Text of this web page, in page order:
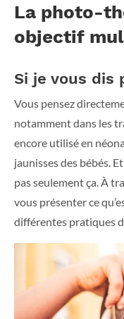
La photo-
objectif
Si je vous dis
Vous pensez
notamment dans les
encore utilisé en
jaunisses des bébés.
pas seulement ça. À
vous présenter ce
différentes pratiques